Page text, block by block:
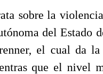
sobre la
del Estado
el cual da
que el nivel